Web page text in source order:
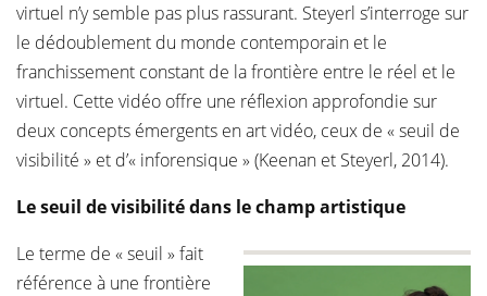
virtuel n’y semble pas plus rassurant. Steyerl s’interroge sur
le dédoublement du monde contemporain et le
franchissement constant de la frontière entre le réel et le
virtuel. Cette vidéo offre une réflexion approfondie sur
deux concepts émergents en art vidéo, ceux de « seuil de
visibilité » et d’« inforensique » (Keenan et Steyerl, 2014).
Le seuil de visibilité dans le champ artistique
Le terme de « seuil » fait
référence à une frontière